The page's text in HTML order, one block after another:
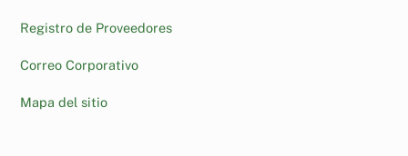
Registro de Proveedores
Correo Corporativo
Mapa del sitio